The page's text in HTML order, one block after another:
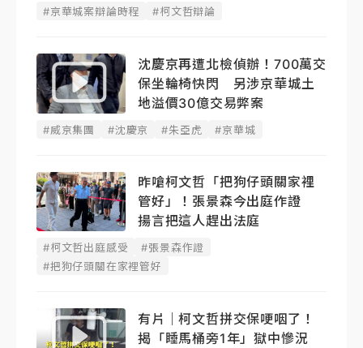
#京華城案辯論時程 #柯文哲辯論
沈慶京再遭北檢偵辦！700萬交
保坐輪椅快閃 另涉京華城土
地溢價30億交易弊案
#威京集團 #沈慶京 #朱亞虎 #京華城
昨嗆柯文哲「把狗仔頭關家裡
管好」！張景森今出庭作證
揚言把這人趕出法庭
#柯文哲出庭感受
#張景森作證
#把狗仔頭關在家裡管好
有片｜柯文哲拼交保哽咽了！
揭「睡馬桶旁1年」獄中慘況